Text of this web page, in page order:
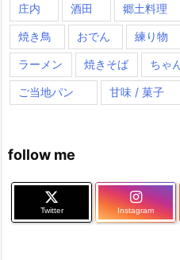
庄内 酒田 郷土料理
焼き鳥 おでん 練り物
ラーメン 焼きそば ちゃ
ご当地パン 甘味 / 菓子
follow me
Twitter Instagram